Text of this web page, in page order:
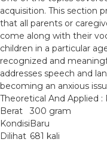
acquisition. This section
that all parents or
come along with their
children in a particular
recognized and
addresses speech and
becoming an anxious
Theoretical And Applied :
Berat
300 gram
KondisiBaru
Dilihat 681 kali